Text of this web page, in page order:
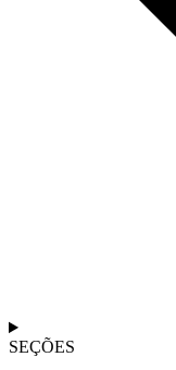
SEÇÕES